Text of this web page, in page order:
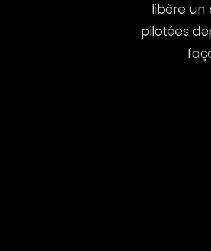
libère un
pilotées